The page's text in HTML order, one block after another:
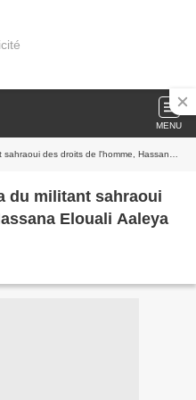
MENU
des droits de l'homme, Hassana Elouali Aaleya
du militant sahraoui
Elouali Aaleya